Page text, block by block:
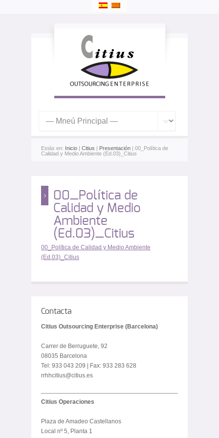
Estás en: Inicio | Citius | Presentación | 00_Política de
Calidad y Medio Ambiente (Ed.03)_Citius
00_Política de
Calidad y Medio
Ambiente
(Ed.03)_Citius
00_Política de Calidad y Medio Ambiente
(Ed.03)_Citius
Contacta
Citius Outsourcing Enterprise (Barcelona)
Carrer de Berruguete, 92
08035 Barcelona
Tel: 933 043 209 | Fax: 933 283 628
rrhhcitius@citius.es
Citius Operaciones
Plaza de Amadeo Castellanos
Local nº 5, Planta 1